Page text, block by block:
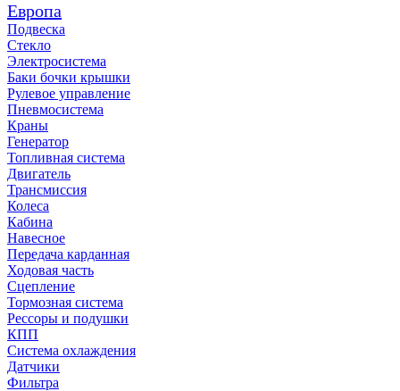
Европа
Подвеска
Стекло
Электросистема
Баки бочки крышки
Рулевое управление
Пневмосистема
Краны
Генератор
Топливная система
Двигатель
Трансмиссия
Колеса
Кабина
Навесное
Передача карданная
Ходовая часть
Сцепление
Тормозная система
Рессоры и подушки
КПП
Система охлаждения
Датчики
Фильтра